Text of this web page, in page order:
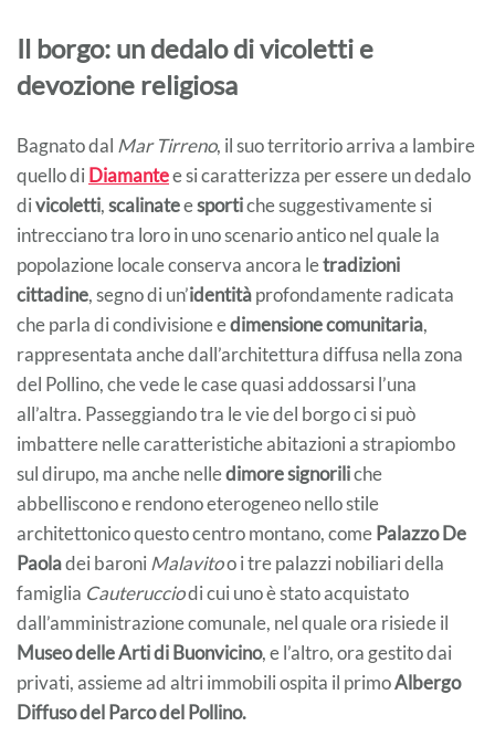
Il borgo: un dedalo di vicoletti e
devozione religiosa
Bagnato dal Mar Tirreno, il suo territorio arriva a lambire
quello di Diamantee si caratterizza per essere un dedalo
divicoletti,scalinateesportiche suggestivamente si
intrecciano tra loro in uno scenario antico nel quale la
popolazione locale conserva ancora letradizioni
cittadine, segno di un’identitàprofondamente radicata
che parla di condivisione edimensione comunitaria,
rappresentata anche dall’architettura diffusa nella zona
del Pollino, che vede le case quasi addossarsi l’una
all’altra. Passeggiando tra le vie del borgo ci si può
imbattere nelle caratteristiche abitazioni a strapiombo
sul dirupo, ma anche nelledimore signoriliche
abbelliscono e rendono eterogeneo nello stile
architettonico questo centro montano, comePalazzo De
Paoladei baroni Malavitoo i tre palazzi nobiliari della
famiglia Cauterucciodi cui uno è stato acquistato
dall’amministrazione comunale, nel quale ora risiede il
Museo delle Arti di Buonvicino, e l’altro, ora gestito dai
privati, assieme ad altri immobili ospita il primoAlbergo
Diffuso del Parco del Pollino.